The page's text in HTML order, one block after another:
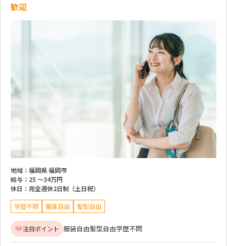
歓迎
地域： 福岡県 福岡市
給与： 25 ～34万円
休日： 完全週休2日制（土日祝）
学歴不問 服装自由 髪型自由
注目ポイント 服装自由髪型自由学歴不問